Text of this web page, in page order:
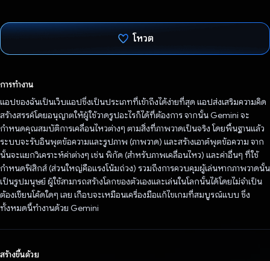
โหวต
การทำงาน
แอปของฉันเป็นเว็บแอปซึ่งเป็นประเภทที่เข้าถึงได้ง่ายที่สุด แอปส่งเสริมความคิด
สร้างสรรค์โดยอนุญาตให้ผู้ใช้วาดรูปอะไรก็ได้ที่ต้องการ จากนั้น Gemini จะ
กำหนดคุณสมบัติการเคลื่อนไหวต่างๆ ตามสิ่งที่ภาพวาดเป็นจริง โดยพื้นฐานแล้ว
ระบบจะรับอินพุตข้อความและรูปภาพ (ภาพวาด) และสร้างเอาต์พุตข้อความ จาก
นั้นจะแยกวิเคราะห์ค่าต่างๆ เช่น พิกัด (สำหรับภาพเคลื่อนไหว) และค่าอื่นๆ ที่ใช้
กำหนดฟิสิกส์ (ส่วนใหญ่คือแรงโน้มถ่วง) รวมถึงการควบคุมผู้เล่นหากภาพวาดนั้น
เป็นรูปมนุษย์ ผู้ใช้สามารถสร้างโลกของตัวเองและเล่นในโลกนั้นได้โดยไม่จำเป็น
ต้องเขียนโค้ดใดๆ เลย เกือบจะเหมือนเครื่องมือแก้ไขเกมที่สมบูรณ์แบบ ซึ่ง
ทั้งหมดนี้ทำงานด้วย Gemini
สร้างขึ้นด้วย